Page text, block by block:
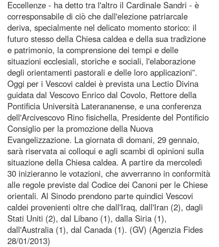
Eccellenze - ha detto tra l'altro il Cardinale Sandri - è
corresponsabile di ciò che dall'elezione patriarcale
deriva, specialmente nel delicato momento storico: il
futuro stesso della Chiesa caldea e della sua tradizione
e patrimonio, la comprensione dei tempi e delle
situazioni ecclesiali, storiche e sociali, l'elaborazione
degli orientamenti pastorali e delle loro applicazioni”.
Oggi per i Vescovi caldei è prevista una Lectio Divina
guidata dal Vescovo Enrico dal Covolo, Rettore della
Pontificia Università Laterananense, e una conferenza
dell'Arcivescovo Rino fisichella, Presidente del Pontificio
Consiglio per la promozione della Nuova
Evangelizzazione. La giornata di domani, 29 gennaio,
sarà riservata ai colloqui e agli scambi di opinioni sulla
situazione della Chiesa caldea. A partire da mercoledì
30 inizieranno le votazioni, che avverranno in conformità
alle regole previste dal Codice dei Canoni per le Chiese
orientali. Al Sinodo prendono parte quindici Vescovi
caldei provenienti oltre che dall'Iraq, dall'Iran (2), dagli
Stati Uniti (2), dal Libano (1), dalla Siria (1),
dall'Australia (1), dal Canada (1). (GV) (Agenzia Fides
28/01/2013)